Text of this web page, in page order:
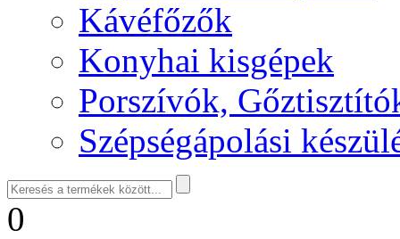
Kávéfőzők
Konyhai kisgépek
Porszívók,
Szépségápolási
0